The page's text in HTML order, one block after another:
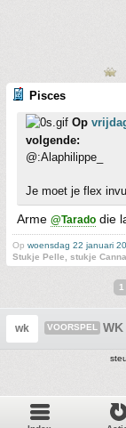
Pisces
Op
volgende:
@:Alaphilippe_
Je moet je flex
Arme @Tarado die
Op woensdag 22 januari
Stukje Pelle, stukje
1
wk VOORSPEL